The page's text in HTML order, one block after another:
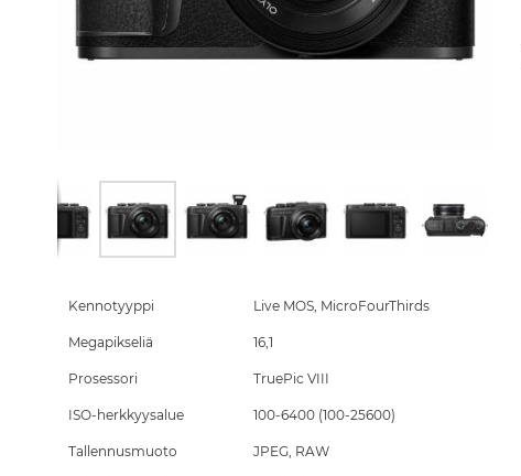
the
images
Kennotyyppi Live MOS, MicroFourThirds
Megapikseliä 16,1
Prosessori TruePic VIII
ISO-herkkyysalue 100-6400 (100-25600)
Tallennusmuoto JPEG, RAW